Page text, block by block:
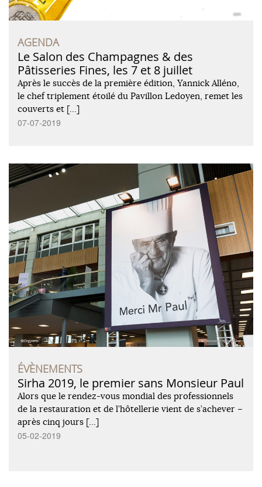
AGENDA
Le Salon des Champagnes & des
Pâtisseries Fines, les 7 et 8 juillet
Après le succès de la première édition, Yannick Alléno,
le chef triplement étoilé du Pavillon Ledoyen, remet les
couverts et […]
07-07-2019
ÉVÈNEMENTS
Sirha 2019, le premier sans Monsieur Paul
Alors que le rendez-vous mondial des professionnels
de la restauration et de l’hôtellerie vient de s’achever –
après cinq jours […]
05-02-2019